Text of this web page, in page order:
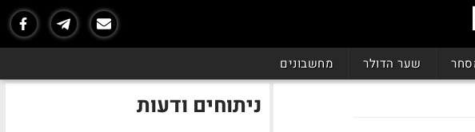
שער הדולר מחשבונים
ניתוחים ודעות